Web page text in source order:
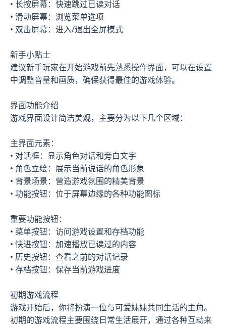
• 长按屏幕：快速跳过已读对话
• 滑动屏幕：浏览菜单选项
• 双击屏幕：进入/退出全屏模式
新手小贴士
建议新手玩家在开始游戏前先熟悉操作界面，可以在设置
中调整音量和画质，确保获得最佳的游戏体验。
界面功能介绍
游戏界面设计简洁美观，主要分为以下几个区域：
主界面元素：
• 对话框：显示角色对话和旁白文字
• 角色立绘：展示当前说话的角色形象
• 背景场景：营造游戏氛围的精美背景
• 功能按钮：位于屏幕边缘的各种功能图标
重要功能按钮：
• 菜单按钮：访问游戏设置和存档功能
• 快进按钮：加速播放已读过的内容
• 历史按钮：查看之前的对话记录
• 存档按钮：保存当前游戏进度
初期游戏流程
游戏开始后，你将扮演一位与可爱妹妹共同生活的主角。
初期的游戏流程主要围绕日常生活展开，通过各种互动来